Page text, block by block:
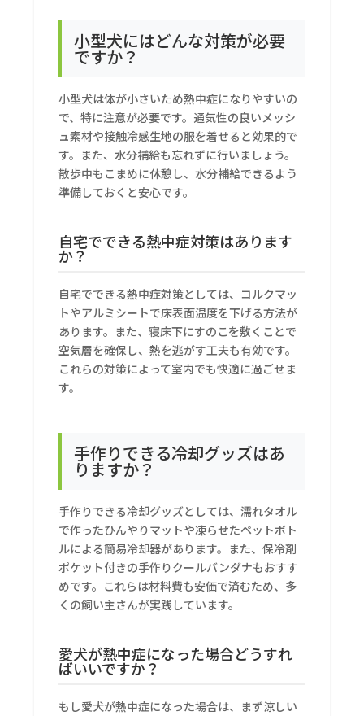
小型犬にはどんな対策が必要
ですか？
小型犬は体が小さいため熱中症になりやすいの
で、特に注意が必要です。通気性の良いメッシ
ュ素材や接触冷感生地の服を着せると効果的で
す。また、水分補給も忘れずに行いましょう。
散歩中もこまめに休憩し、水分補給できるよう
準備しておくと安心です。
自宅でできる熱中症対策はあります
か？
自宅でできる熱中症対策としては、コルクマッ
トやアルミシートで床表面温度を下げる方法が
あります。また、寝床下にすのこを敷くことで
空気層を確保し、熱を逃がす工夫も有効です。
これらの対策によって室内でも快適に過ごせま
す。
手作りできる冷却グッズはあ
りますか？
手作りできる冷却グッズとしては、濡れタオル
で作ったひんやりマットや凍らせたペットボト
ルによる簡易冷却器があります。また、保冷剤
ポケット付きの手作りクールバンダナもおすす
めです。これらは材料費も安価で済むため、多
くの飼い主さんが実践しています。
愛犬が熱中症になった場合どうすれ
ばいいですか？
もし愛犬が熱中症になった場合は、まず涼しい